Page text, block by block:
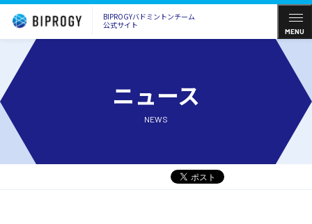
BIPROGYバドミントンチーム
公式サイト
MENU
ニュース
NEWS